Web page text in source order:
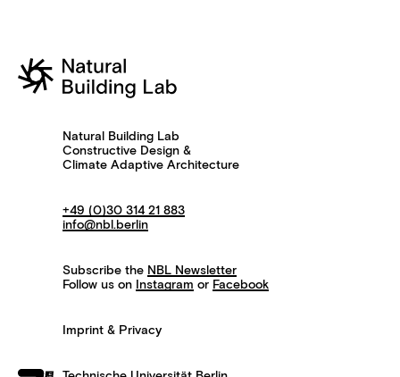
Natural Building Lab
Constructive Design &
Climate Adaptive Architecture
+49 (0)30 314 21 883
info@nbl.berlin
Subscribe the NBL Newsletter
Follow us on
Instagram or Facebook
Imprint & Privacy